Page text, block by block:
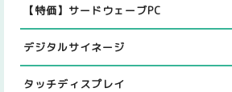
【特価】サードウェーブPC
デジタルサイネージ
タッチディスプレイ